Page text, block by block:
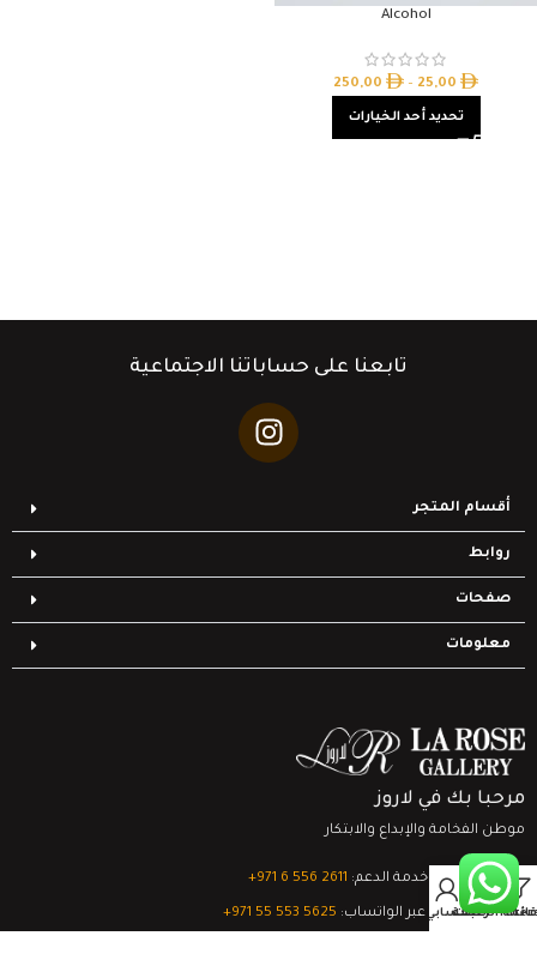
Alcohol
25,00
–
250,00
تحديد أحد الخيارات
تابعنا على حساباتنا الاجتماعية
أقسام المتجر
روابط
صفحات
معلومات
مرحبا بك في لاروز
موطن الفخامة والإبداع والابتكار
تواصل مع خدمة الدعم: ‎+971 6 556 2611
الدعم الفني عبر الواتساب: ‎+971 55 553 5625 قائمة الرغبات
0
السلةحسابي